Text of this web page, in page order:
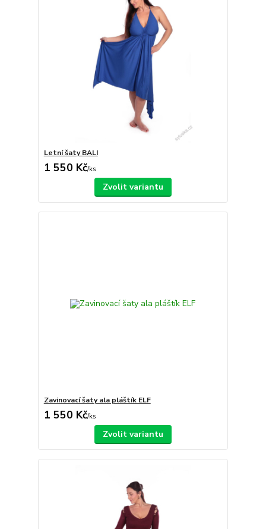
Letní šaty BALI
1 550 Kč/ks
Zvolit variantu
Zavinovací šaty ala pláštík ELF
1 550 Kč/ks
Zvolit variantu